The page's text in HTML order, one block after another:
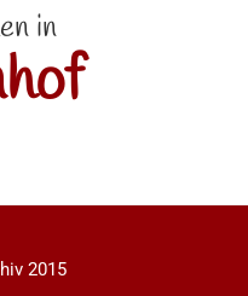
in
2015